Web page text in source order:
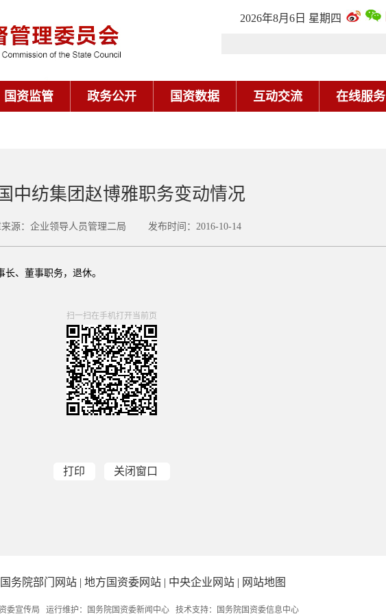
2026年8月6日 星期四
国资监管 政务公开 国资数据 互动交流 在线服务
中纺集团赵博雅职务变动情况
来源：企业领导人员管理二局 发布时间：2016-10-14
、董事职务，退休。
扫一扫在手机打开当前页
打印 关闭窗口